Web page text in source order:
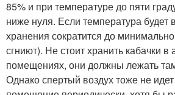
85% и при температуре до пяти
ниже нуля. Если температура будет
хранения сократится до
сгниют). Не стоит хранить кабачки
помещениях, они должны лежать
Однако спертый воздух тоже не